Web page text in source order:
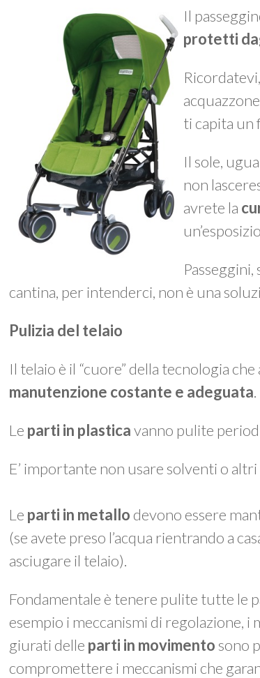
Il
protetti
ti capita un
Il sole,
non
avrete la
cantina, per intenderci, non è una
Pulizia del telaio
Il telaio è il “cuore” della tecnologia
manutenzione costante e adeguata.
Le parti in plasticavanno pulite
E’ importante non usare solventi o
Le parti in metallo devono essere
(se avete preso l’acqua rientrando a
asciugare il telaio).
Fondamentale è tenere pulite tutte le
esempio i meccanismi di regolazione,
giurati delle parti in movimento sono
compromettere i meccanismi che